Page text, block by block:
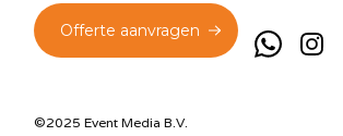
Offerte aanvragen
©2025 Event Media B.V.